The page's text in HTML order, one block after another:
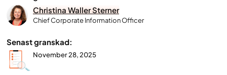
Christina Waller Sterner
Chief Corporate Information Officer
Senast granskad:
November 28, 2025